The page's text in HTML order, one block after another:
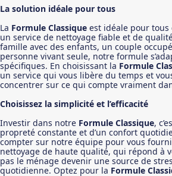
La solution idéale pour tous
La Formule Classique est idéale pour
un service de nettoyage fiable et de
famille avec des enfants, un couple
personne vivant seule, notre formule
spécifiques. En choisissant la Formule
un service qui vous libère du temps et
concentrer sur ce qui compte vraiment
Choisissez la simplicité et l’efficacité
Investir dans notre Formule Classique,
propreté constante et d’un confort
compter sur notre équipe pour vous
nettoyage de haute qualité, qui répond à
pas le ménage devenir une source de
quotidienne. Optez pour la Formule